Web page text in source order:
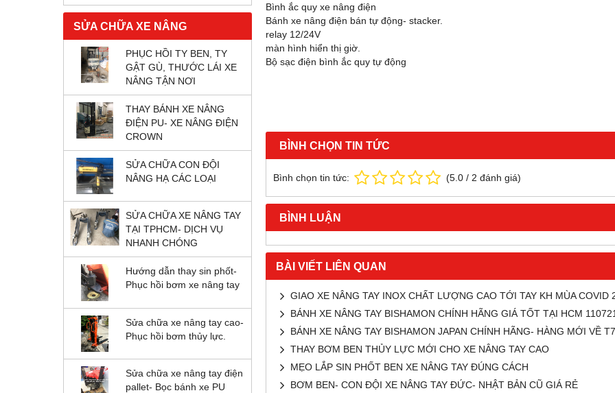
SỬA CHỮA XE NÂNG
PHỤC HỒI TY BEN, TY
GẬT GÙ, THƯỚC LÁI XE
NÂNG TẬN NƠI
THAY BÁNH XE NÂNG
ĐIỆN PU- XE NÂNG ĐIỆN
CROWN
SỬA CHỮA CON ĐỘI
NÂNG HẠ CÁC LOẠI
SỬA CHỮA XE NÂNG TAY
TẠI TPHCM- DỊCH VỤ
NHANH CHÓNG
Hướng dẫn thay sin phốt-
Phục hồi bơm xe nâng tay
Sửa chữa xe nâng tay cao-
Phục hồi bơm thủy lực.
Sửa chữa xe nâng tay điện
pallet- Bọc bánh xe PU
Bình ắc quy xe nâng điện
Bánh xe nâng điện bán tự động- stacker.
relay 12/24V
màn hình hiển thị giờ.
Bộ sạc điện bình ắc quy tự động
BÌNH CHỌN TIN TỨC
Bình chọn tin tức: (5.0 / 2 đánh giá)
BÌNH LUẬN
BÀI VIẾT LIÊN QUAN
GIAO XE NÂNG TAY INOX CHẤT LƯỢNG CAO TỚI TAY KH MÙA COVID
BÁNH XE NÂNG TAY BISHAMON CHÍNH HÃNG GIÁ TỐT TẠI HCM
BÁNH XE NÂNG TAY BISHAMON JAPAN CHÍNH HÃNG- HÀNG MỚI VỀ
THAY BƠM BEN THỦY LỰC MỚI CHO XE NÂNG TAY CAO
MẸO LẮP SIN PHỐT BEN XE NÂNG TAY ĐÚNG CÁCH
BƠM BEN- CON ĐỘI XE NÂNG TAY ĐỨC- NHẬT BẢN CŨ GIÁ RẺ